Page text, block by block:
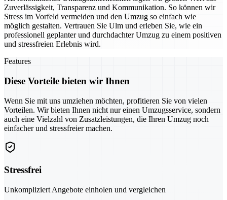
Zuverlässigkeit, Transparenz und Kommunikation. So können wir
Stress im Vorfeld vermeiden und den Umzug so einfach wie
möglich gestalten. Vertrauen Sie Ulm und erleben Sie, wie ein
professionell geplanter und durchdachter Umzug zu einem positiven
und stressfreien Erlebnis wird.
Features
Diese Vorteile bieten wir Ihnen
Wenn Sie mit uns umziehen möchten, profitieren Sie von vielen
Vorteilen. Wir bieten Ihnen nicht nur einen Umzugsservice, sondern
auch eine Vielzahl von Zusatzleistungen, die Ihren Umzug noch
einfacher und stressfreier machen.
Stressfrei
Unkompliziert Angebote einholen und vergleichen